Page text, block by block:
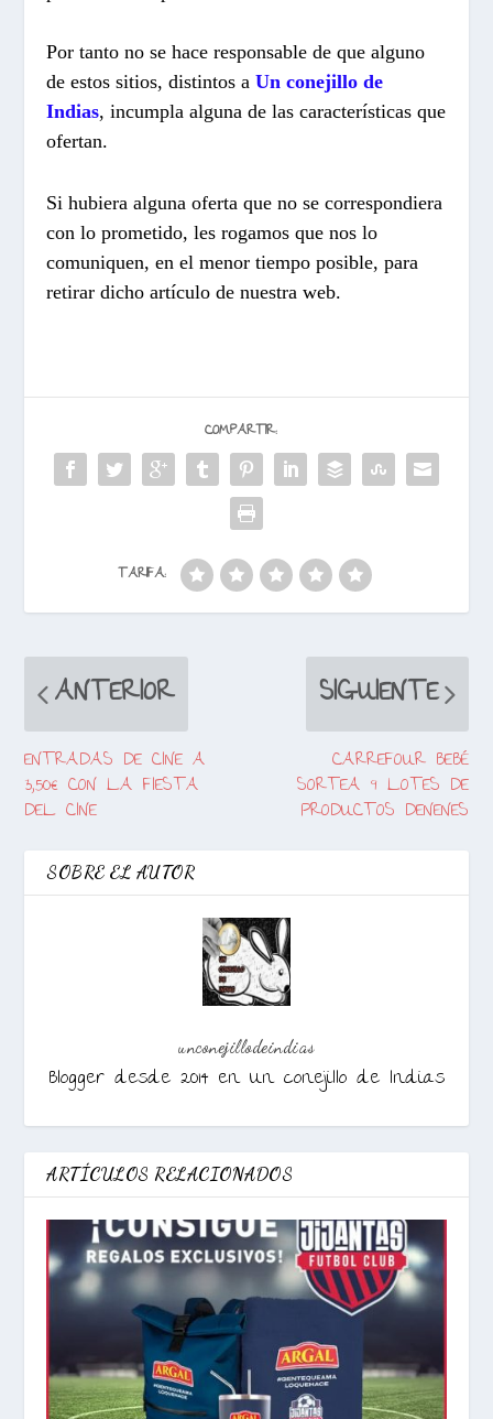
Por tanto no se hace responsable de que alguno
de estos sitios, distintos aUn conejillo de
Indias, incumpla alguna de las características que
ofertan.
Si hubiera alguna oferta que no se correspondiera
con lo prometido, les rogamos que nos lo
comuniquen, en el menor tiempo posible, para
retirar dicho artículo de nuestra web.
COMPARTIR:
TARIFA:
ANTERIOR
ENTRADAS DE CINE A
3,50€ CON LA FIESTA
DEL CINE
SIGUIENTE
CARREFOUR BEBÉ
SORTEA 9 LOTES DE
PRODUCTOS DENENES
SOBRE EL AUTOR
unconejillodeindias
Blogger desde 2014 en Un conejillo de Indias
ARTÍCULOS RELACIONADOS